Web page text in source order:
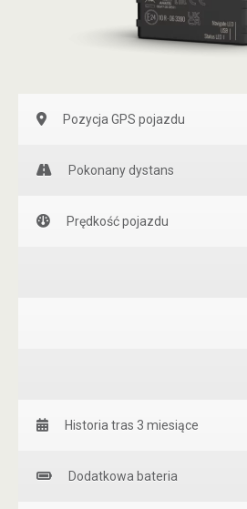
Pozycja GPS pojazdu
Pokonany dystans
Prędkość pojazdu
Historia tras 3 miesiące
Dodatkowa bateria